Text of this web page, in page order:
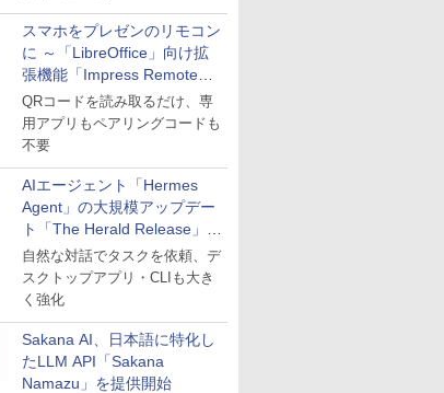
スマホをプレゼンのリモコン
に ～「LibreOffice」向け拡
張機能「Impress Remote」
が公開
QRコードを読み取るだけ、専
用アプリもペアリングコードも
不要
AIエージェント「Hermes
Agent」の大規模アップデー
ト「The Herald Release」が
公開
自然な対話でタスクを依頼、デ
スクトップアプリ・CLIも大き
く強化
Sakana AI、日本語に特化し
たLLM API「Sakana
Namazu」を提供開始